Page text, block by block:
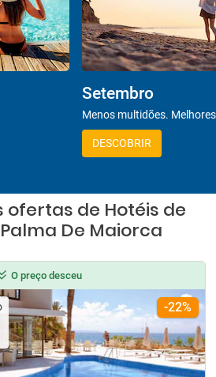
Setembro
Menos multidões.
DESCOBRIR
ofertas de Hotéis de
De Maiorca
O preço desceu
-22%